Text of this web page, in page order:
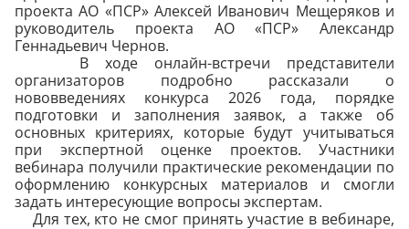
проекта АО «ПСР» Алексей Иванович Мещеряков и
руководитель проекта АО «ПСР» Александр
Геннадьевич Чернов.
В ходе онлайн-встречи представители
организаторов подробно рассказали о
нововведениях конкурса 2026 года, порядке
подготовки и заполнения заявок, а также об
основных критериях, которые будут учитываться
при экспертной оценке проектов. Участники
вебинара получили практические рекомендации по
оформлению конкурсных материалов и смогли
задать интересующие вопросы экспертам.
Для тех, кто не смог принять участие в вебинаре,